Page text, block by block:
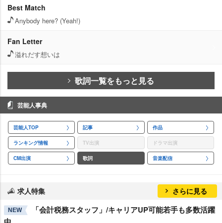
Best Match
Anybody here? (Yeah!)
Fan Letter
溢れだす想いは
歌詞一覧をもっと見る
芸能人事典
芸能人TOP 記事 作品
ランキング情報 TV出演 ドラマ出演
CM出演 歌詞 音楽配信
求人特集 さらに見る
NEW
「会計税務スタッフ」/キャリアUP可能若手も多数活躍